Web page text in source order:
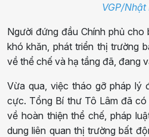
VGP/Nhật
Người đứng đầu Chính phủ
khó khăn, phát triển thị trường
về thể chế và hạ tầng đã, đang
Vừa qua, việc tháo gỡ pháp lý
cực. Tổng Bí thư Tô Lâm đã
về hoàn thiện thể chế, pháp
dung liên quan thị trường bất